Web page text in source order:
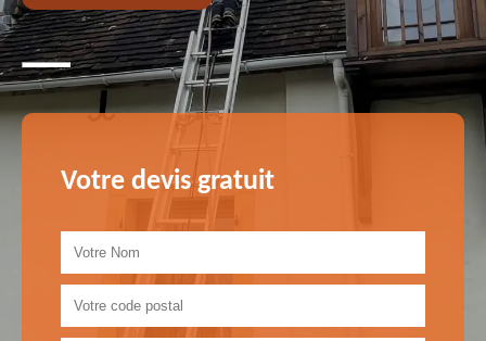
Votre devis gratuit